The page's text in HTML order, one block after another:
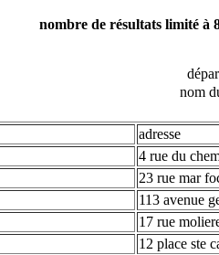
nombre de résultats limité à
nom
adresse
4 rue du
23 rue mar
113 avenue
17 rue
12 place ste